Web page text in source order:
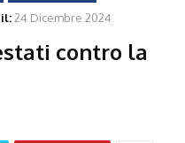
24 Dicembre 2024
contro la